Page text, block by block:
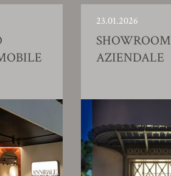
23.01.2026
SHOWROOM
AZIENDALE